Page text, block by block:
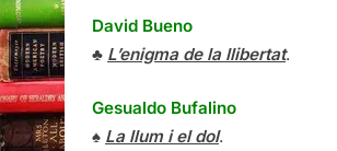
David Bueno
♣ L’enigma de la llibertat.
Gesualdo Bufalino
♠ La llum i el dol.